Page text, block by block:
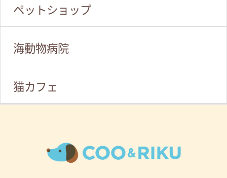
ペットショップ
海動物病院
猫カフェ